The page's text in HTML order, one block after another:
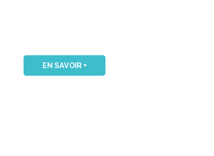
EN SAVOIR +